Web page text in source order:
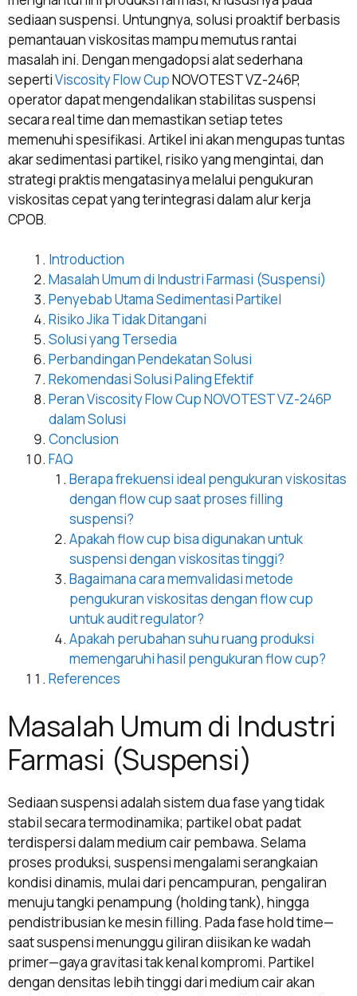
sediaan suspensi. Untungnya, solusi proaktif berbasis
pemantauan viskositas mampu memutus rantai
masalah ini. Dengan mengadopsi alat sederhana
sepertiViscosity Flow CupNOVOTEST VZ-246P,
operator dapat mengendalikan stabilitas suspensi
secara real time dan memastikan setiap tetes
memenuhi spesifikasi. Artikel ini akan mengupas tuntas
akar sedimentasi partikel, risiko yang mengintai, dan
strategi praktis mengatasinya melalui pengukuran
viskositas cepat yang terintegrasi dalam alur kerja
CPOB.
Introduction
Masalah Umum di Industri Farmasi (Suspensi)
Penyebab Utama Sedimentasi Partikel
Risiko Jika Tidak Ditangani
Solusi yang Tersedia
Perbandingan Pendekatan Solusi
Rekomendasi Solusi Paling Efektif
Peran Viscosity Flow Cup NOVOTEST VZ-246P
dalam Solusi
Conclusion
FAQ
Berapa frekuensi ideal pengukuran viskositas
dengan flow cup saat proses filling
suspensi?
Apakah flow cup bisa digunakan untuk
suspensi dengan viskositas tinggi?
Bagaimana cara memvalidasi metode
pengukuran viskositas dengan flow cup
untuk audit regulator?
Apakah perubahan suhu ruang produksi
memengaruhi hasil pengukuran flow cup?
References
Masalah Umum di Industri
Farmasi (Suspensi)
Sediaan suspensi adalah sistem dua fase yang tidak
stabil secara termodinamika; partikel obat padat
terdispersi dalam medium cair pembawa. Selama
proses produksi, suspensi mengalami serangkaian
kondisi dinamis, mulai dari pencampuran, pengaliran
menuju tangki penampung (holding tank), hingga
pendistribusian ke mesin filling. Pada fase hold time—
saat suspensi menunggu giliran diisikan ke wadah
primer—gaya gravitasi tak kenal kompromi. Partikel
dengan densitas lebih tinggi dari medium cair akan